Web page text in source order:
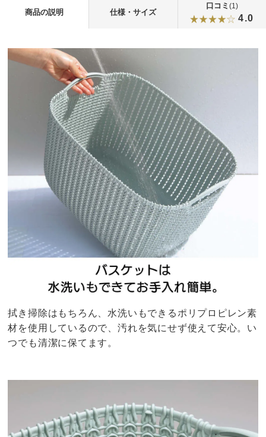
商品の説明 仕様・サイズ
口コミ (1)
4.0
拭き掃除はもちろん、水洗いもできるポリプロピレン素
材を使用しているので、汚れを気にせず使えて安心。い
つでも清潔に保てます。